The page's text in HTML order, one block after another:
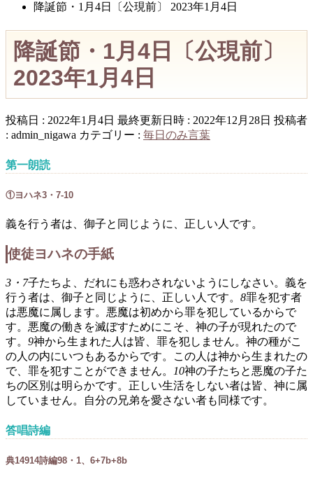
降誕節・1月4日〔公現前〕 2023年1月4日
降誕節・1月4日〔公現前〕
2023年1月4日
投稿日 : 2022年1月4日 最終更新日時 : 2022年12月28日 投稿者
: admin_nigawa カテゴリー : 毎日のみ言葉
第一朗読
①ヨハネ3・7-10
義を行う者は、御子と同じように、正しい人です。
使徒ヨハネの手紙
3・7子たちよ、だれにも惑わされないようにしなさい。義を
行う者は、御子と同じように、正しい人です。 8罪を犯す者
は悪魔に属します。悪魔は初めから罪を犯しているからで
す。悪魔の働きを滅ぼすためにこそ、神の子が現れたので
す。 9神から生まれた人は皆、罪を犯しません。神の種がこ
の人の内にいつもあるからです。この人は神から生まれたの
で、罪を犯すことができません。
10神の子たちと悪魔の子た
ちの区別は明らかです。正しい生活をしない者は皆、神に属
していません。自分の兄弟を愛さない者も同様です。
答唱詩編
典14914詩編98・1、6+7b+8b